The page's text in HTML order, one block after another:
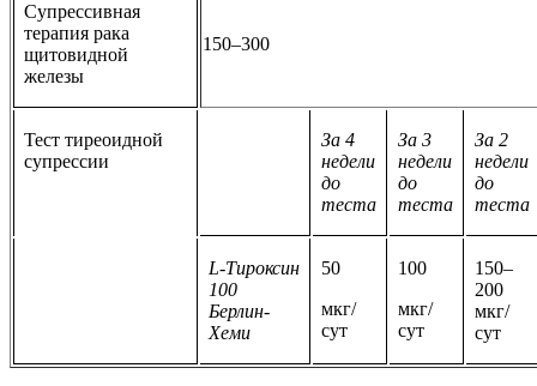
Супрессивная
терапия рака
щитовидной
железы
150–300
Тест тиреоидной
супрессии
За 4
недели
до
теста
За 3
недели
до
теста
За 2
недели
до
теста
L‑Тироксин
100
Берлин-
Хеми
50
мкг/
сут
100
мкг/
сут
150–
200
мкг/
сут